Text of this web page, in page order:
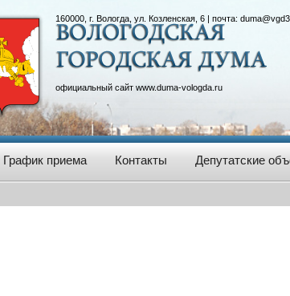
160000, г. Вологда, ул. Козленская, 6 | почта:
официальный сайт www.duma-vologda.ru
График приема Контакты Депутатские